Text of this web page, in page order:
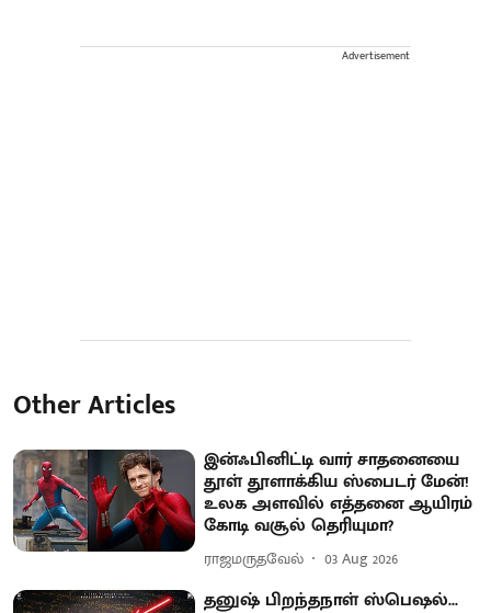
Advertisement
Other Articles
இன்ஃபினிட்டி வார் சாதனையை
தூள் தூளாக்கிய ஸ்பைடர் மேன்!
உலக அளவில் எத்தனை ஆயிரம்
கோடி வசூல் தெரியுமா?
ராஜமருதவேல் 03 Aug 2026
தனுஷ் பிறந்தநாள் ஸ்பெஷல்...